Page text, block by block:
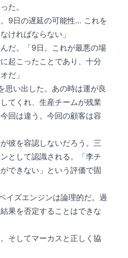
た。
。9日の遅延の可能性… これを
ければならない」
だ。「9日。これが最悪の場
起こったことであり、十分
だ」
思い出した。あの時は運が良
てくれ、生産チームが残業
回は違う。今回の顧客は容
彼を容認しないだろう。三
として認識される。「李チ
できない」という評価で固
イズエンジンは論理的だ。過
果を否定することはできな
そしてマーカスと正しく協